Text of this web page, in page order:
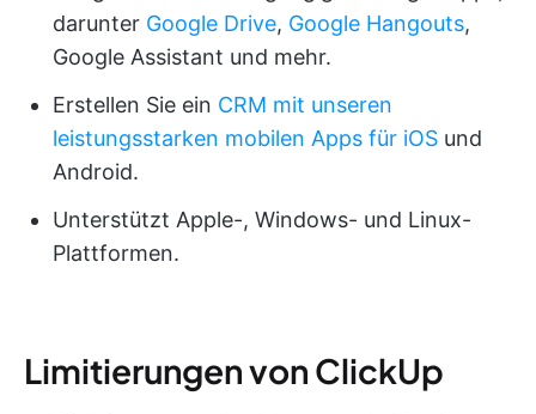
darunter Google Drive, Google Hangouts,
Google Assistant und mehr.
Erstellen Sie ein CRM mit unseren
leistungsstarken mobilen Apps für iOS und
Android.
Unterstützt Apple-, Windows- und Linux-
Plattformen.
Limitierungen von ClickUp